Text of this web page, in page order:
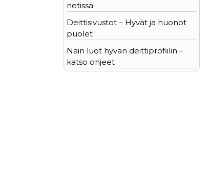
netissä
Deittisivustot – Hyvät ja huonot
puolet
Näin luot hyvän deittiprofiilin –
katso ohjeet